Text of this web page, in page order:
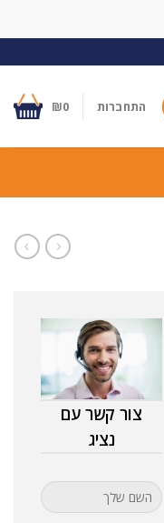
התחברות ₪0
צור קשר עם
נציג